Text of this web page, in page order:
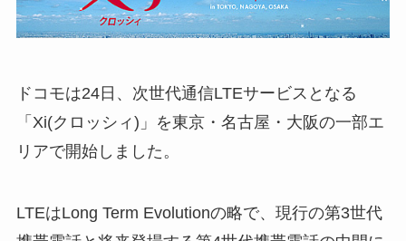
ドコモは24日、次世代通信LTEサービスとなる
「Xi(クロッシィ)」を東京・名古屋・大阪の一部エ
リアで開始しました。
LTEはLong Term Evolutionの略で、現行の第3世代